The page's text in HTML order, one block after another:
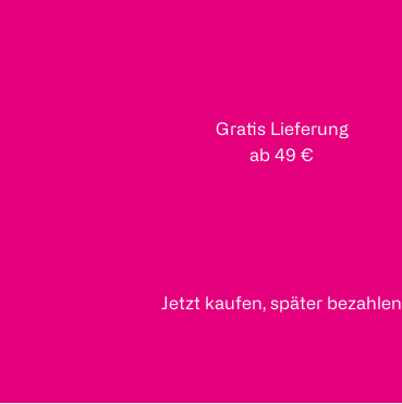
Gratis Lieferung
ab 49 €
Jetzt kaufen, später bezahlen